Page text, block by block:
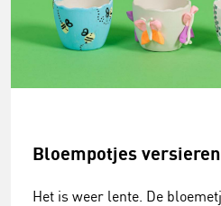
Bloempotjes versieren
Het is weer lente. De